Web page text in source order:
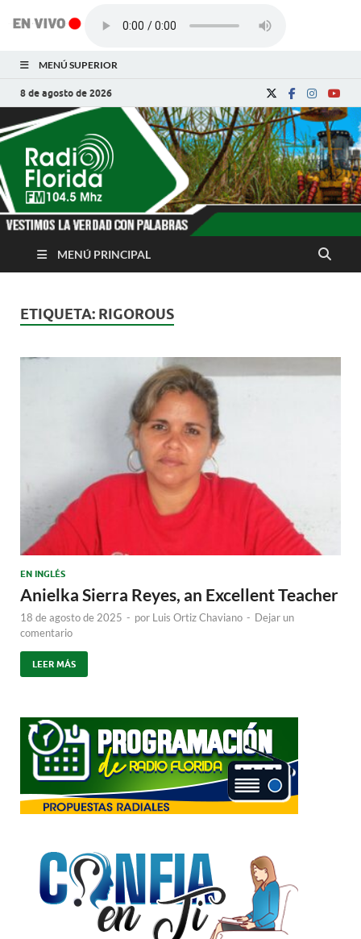
MENÚ SUPERIOR
8 de agosto de 2026
Radio Florida de
Cuba
Noticias y Actualidades de Florida, Camagüey,
MENÚ PRINCIPAL
ETIQUETA: RIGOROUS
EN INGLÉS
Anielka Sierra Reyes, an Excellent Teacher
18 de agosto de 2025 - por Luis Ortiz Chaviano - Dejar un
comentario
LEER MÁS